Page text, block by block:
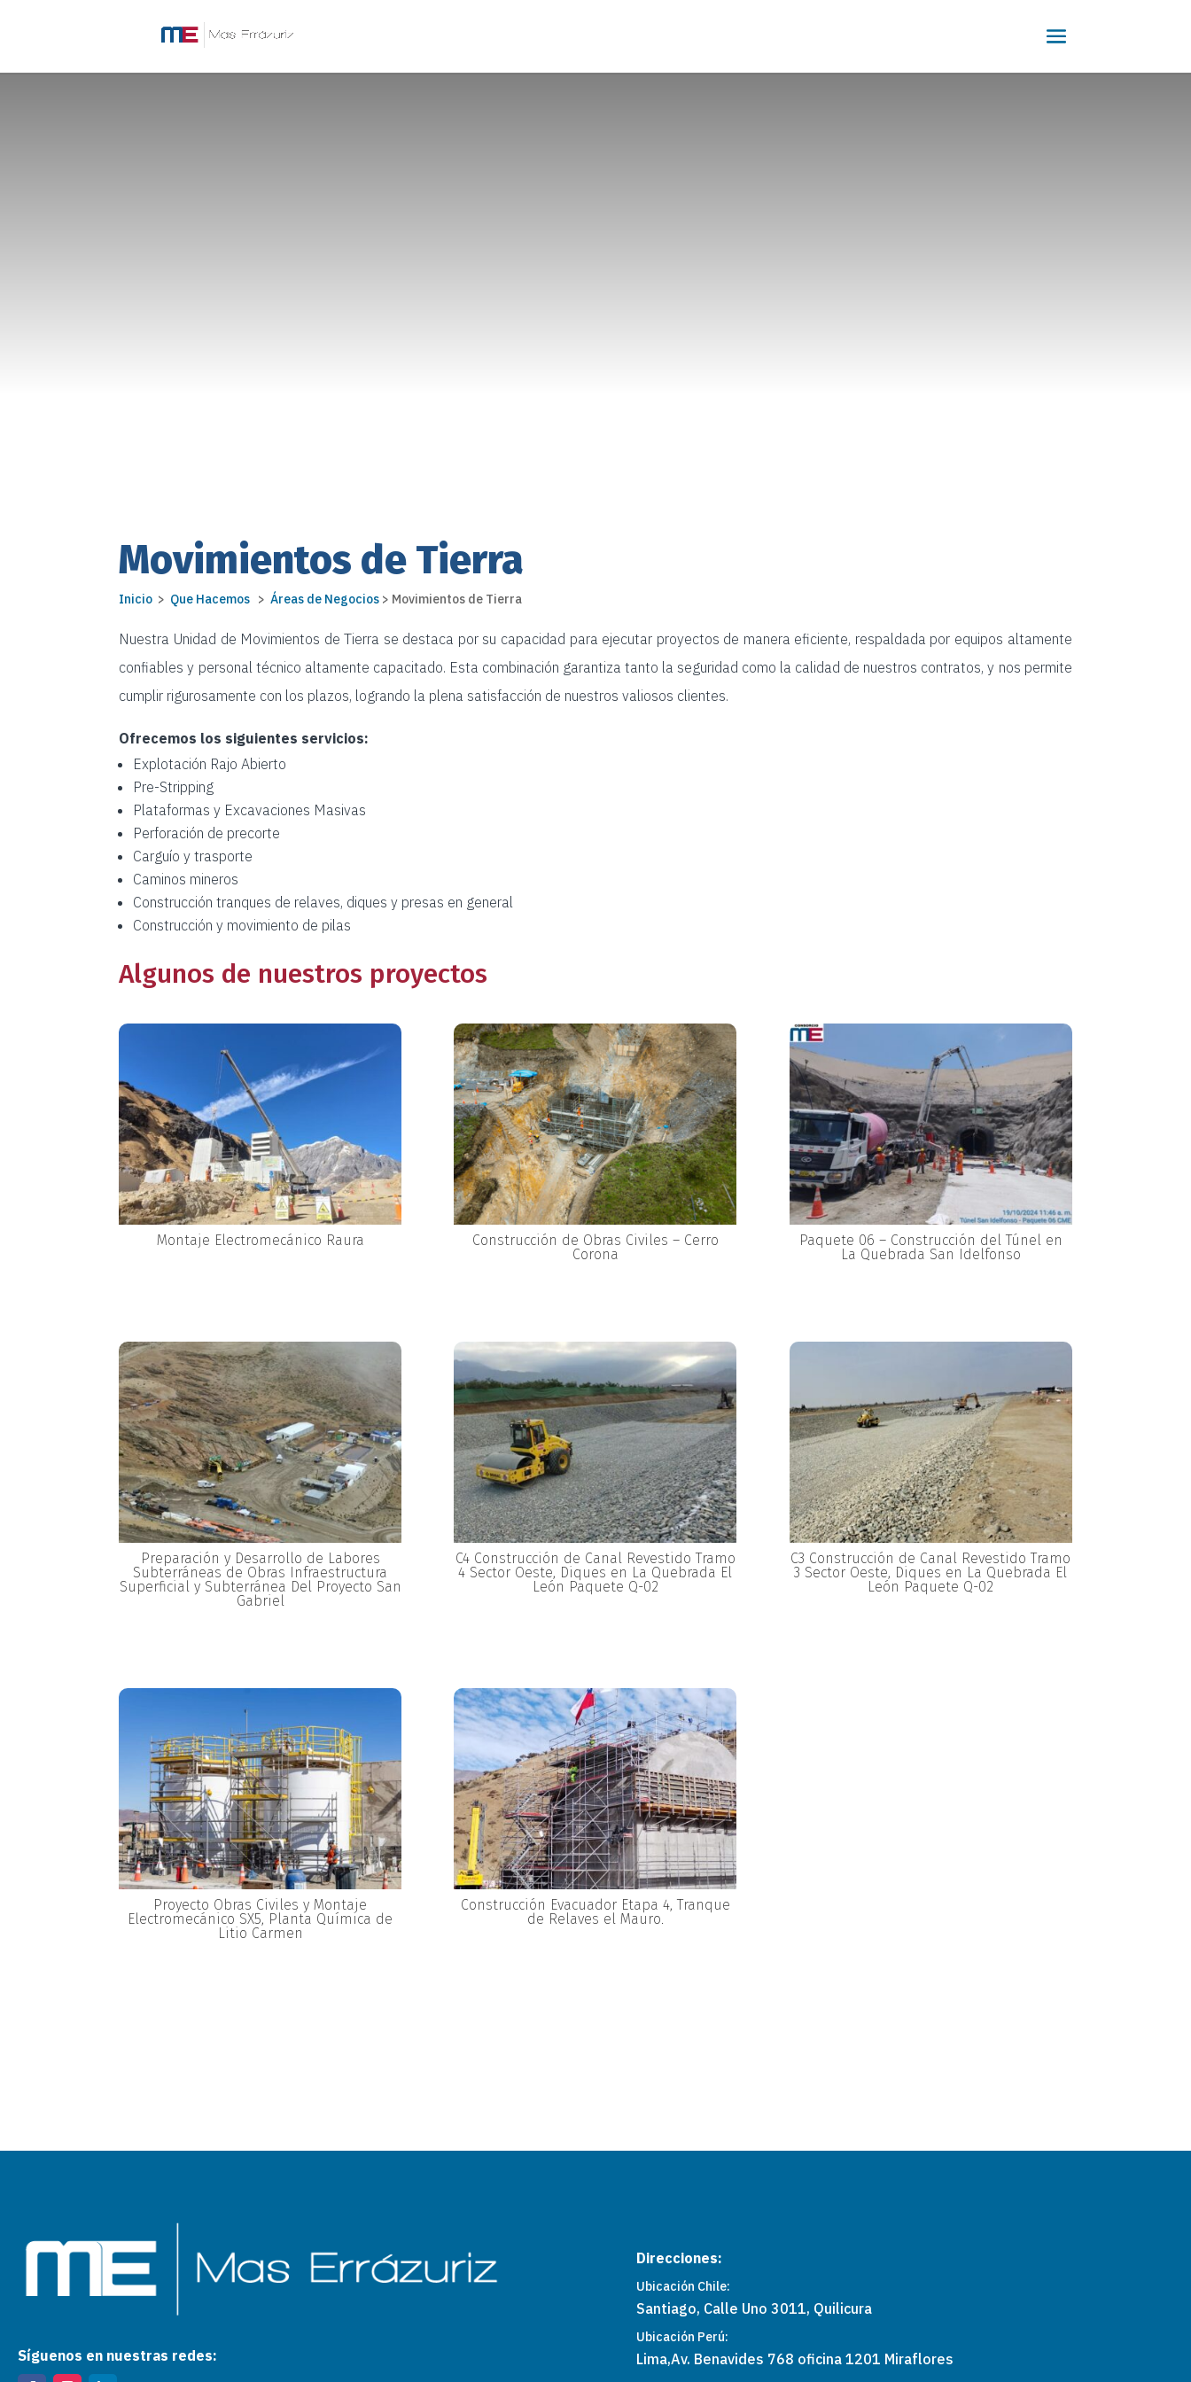
Movimientos de Tierra
Inicio > Que Hacemos >Áreas de Negocios > Movimientos de Tierra
Nuestra Unidad de Movimientos de Tierra se destaca por su capacidad para ejecutar proyectos de manera eficiente, respaldada por equipos altamente
confiables y personal técnico altamente capacitado. Esta combinación garantiza tanto la seguridad como la calidad de nuestros contratos, y nos permite
cumplir rigurosamente con los plazos, logrando la plena satisfacción de nuestros valiosos clientes.
Ofrecemos los siguientes servicios:
Explotación Rajo Abierto
Pre-Stripping
Plataformas y Excavaciones Masivas
Perforación de precorte
Carguío y trasporte
Caminos mineros
Construcción tranques de relaves, diques y presas en general
Construcción y movimiento de pilas
Algunos de nuestros proyectos
Montaje Electromecánico Raura
Construcción de Obras Civiles – Cerro
Corona
Paquete 06 – Construcción del Túnel en
La Quebrada San Idelfonso
Preparación y Desarrollo de Labores
Subterráneas de Obras Infraestructura
Superficial y Subterránea Del Proyecto San
Gabriel
C4 Construcción de Canal Revestido Tramo
4 Sector Oeste, Diques en La Quebrada El
León Paquete Q-02
C3 Construcción de Canal Revestido Tramo
3 Sector Oeste, Diques en La Quebrada El
León Paquete Q-02
Proyecto Obras Civiles y Montaje
Electromecánico SX5, Planta Química de
Litio Carmen
Construcción Evacuador Etapa 4, Tranque
de Relaves el Mauro.
Síguenos en nuestras redes:
Direcciones:
Ubicación Chile:
Santiago, Calle Uno 3011, Quilicura
Ubicación Perú:
Lima,Av. Benavides 768 oficina 1201 Miraflores